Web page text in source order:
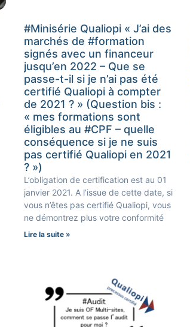
#Minisérie Qualiopi « J’ai des
marchés de #formation
signés avec un financeur
jusqu’en 2022 – Que se
passe-t-il si je n’ai pas été
certifié Qualiopi à compter
de 2021 ? » (Question bis :
« mes formations sont
éligibles au #CPF – quelle
conséquence si je ne suis
pas certifié Qualiopi en 2021
? »)
L’obligation de certification est au 01
janvier 2021. A l’issue de cette date, si
vous n’êtes pas certifié Qualiopi, vous
ne démontrez plus votre conformité
Lire la suite »